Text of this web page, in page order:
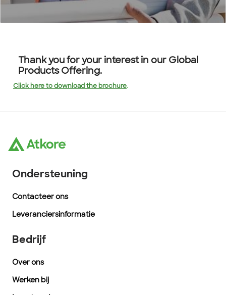
Thank you for your interest in our Global
Products Offering.
Click here to download the brochure.
Ondersteuning
Contacteer ons
Leveranciersinformatie
Bedrijf
Over ons
Werken bij